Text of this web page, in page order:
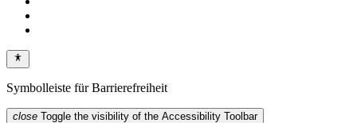
Symbolleiste für Barrierefreiheit
close Toggle the visibility of the Accessibility Toolbar